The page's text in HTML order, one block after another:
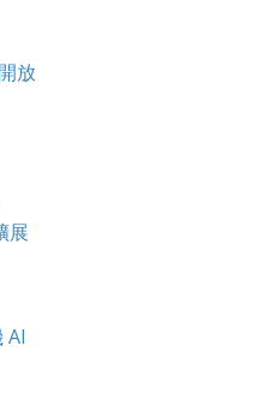
放
展
AI